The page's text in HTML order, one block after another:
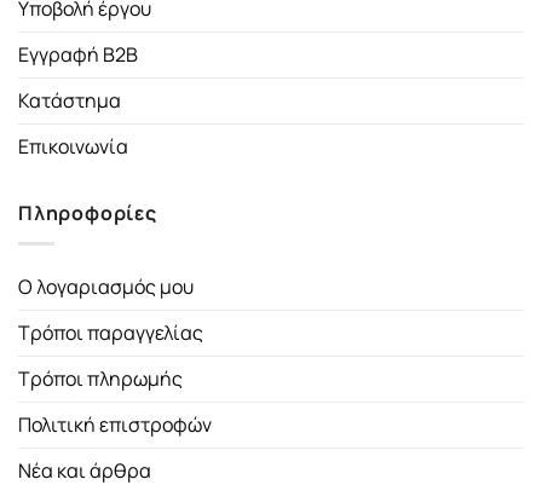
Υποβολή έργου
Εγγραφή B2B
Κατάστημα
Επικοινωνία
Πληροφορίες
Ο λογαριασμός μου
Τρόποι παραγγελίας
Τρόποι πληρωμής
Πολιτική επιστροφών
Νέα και άρθρα